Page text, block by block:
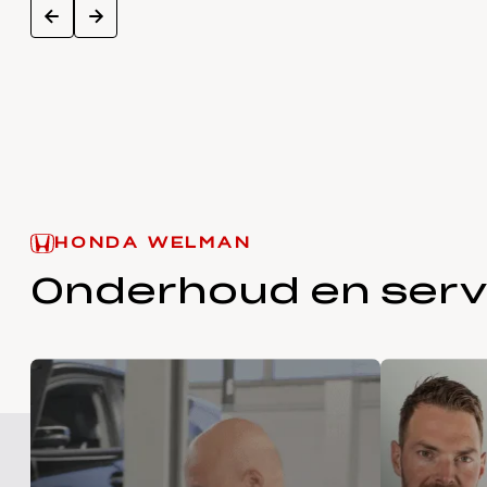
prev next
HONDA WELMAN
Onderhoud en